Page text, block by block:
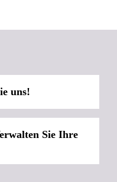
uns!
Sie Ihre